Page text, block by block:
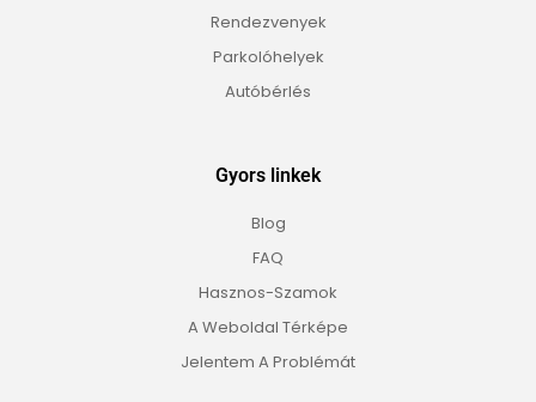
Rendezvenyek
Parkolóhelyek
Autóbérlés
Gyors linkek
Blog
FAQ
Hasznos-Szamok
A Weboldal Térképe
Jelentem A Problémát